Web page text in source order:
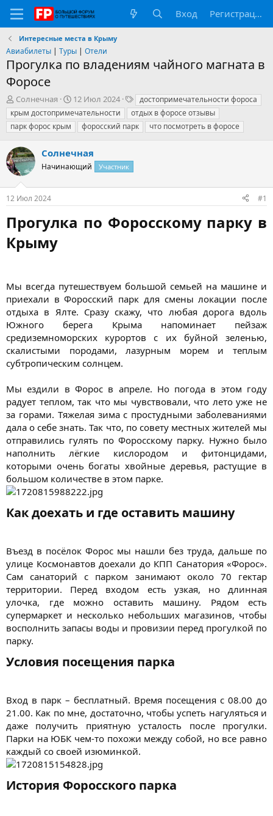
Вход Регистрация
Интересные места в Крыму
Авиабилеты | Туры | Отели
Прогулка по владениям чайного магната в
Форосе
А
в
т
о
т
е
м
ы
Солнечная
Д
а
т
а
а
ч
л
12 Июл 2024
Т
е
г
и
достопримечательности фороса
крым достопримечательности
отдых в форосе отзывы
парк форос крым
форосский парк что посмотреть в форосе
Солнечная
Начинающий Участник
12 Июл 2024 #1
Прогулка по Форосскому парку в
Крыму​
Мы всегда путешествуем большой семьей на машине и
приехали в Форосский парк для смены локации после
отдыха в Ялте. Сразу скажу, что любая дорога вдоль
Южного берега Крыма напоминает пейзаж
средиземноморских курортов с их буйной зеленью,
скалистыми породами, лазурным морем и теплым
субтропическим солнцем.
Мы ездили в Форос в апреле. Но погода в этом году
радует теплом, так что мы чувствовали, что лето уже не
за горами. Тяжелая зима с простудными заболеваниями
дала о себе знать. Так что, по совету местных жителей мы
отправились гулять по Форосскому парку. Нужно было
наполнить лёгкие кислородом и фитонцидами,
которыми очень богаты хвойные деревья, растущие в
большом количестве в этом парке.
Как доехать и где оставить машину​
Въезд в посёлок Форос мы нашли без труда, дальше по
улице Космонавтов доехали до КПП Санатория «Форос».
Сам санаторий с парком занимают около 70 гектар
территории. Перед входом есть узкая, но длинная
улочка, где можно оставить машину. Рядом есть
супермаркет и несколько небольших магазинов, чтобы
восполнить запасы воды и провизии перед прогулкой по
парку.​
Условия посещения парка​
Вход в парк – бесплатный. Время посещения с 08.00 до
21.00. Как по мне, достаточно, чтобы успеть нагуляться и
даже получить приятную усталость после прогулки.
Парки на ЮБК чем-то похожи между собой, но все равно
каждый со своей изюминкой.
История Форосского парка​